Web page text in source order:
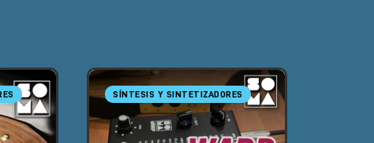
SÍNTESIS Y SINTETIZADORES